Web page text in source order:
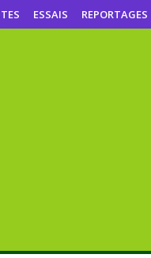
ESSAIS REPORTAGES